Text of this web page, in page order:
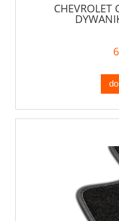
CHEVROLET